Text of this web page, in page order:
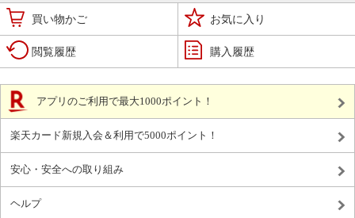
買い物かご お気に入り
閲覧履歴 購入履歴
アプリのご利用で最大1000ポイント！
楽天カード新規入会＆利用で5000ポイント！
安心・安全への取り組み
ヘルプ